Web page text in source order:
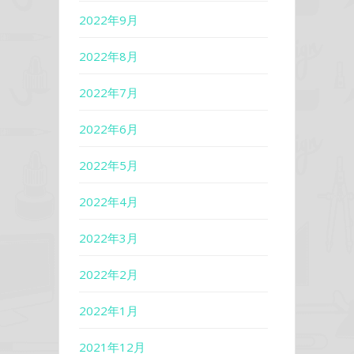
2022年9月
2022年8月
2022年7月
2022年6月
2022年5月
2022年4月
2022年3月
2022年2月
2022年1月
2021年12月